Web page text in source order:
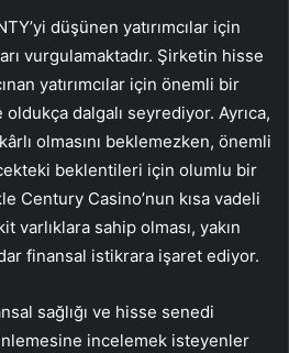
düşünen yatırımcılar için
vurgulamaktadır. Şirketin hisse
yatırımcılar için önemli bir
dalgalı seyrediyor. Ayrıca,
olmasını beklemezken, önemli
beklentileri için olumlu bir
Century Casino’nun kısa vadeli
varlıklara sahip olması, yakın
finansal istikrara işaret ediyor.
sağlığı ve hisse senedi
incelemek isteyenler